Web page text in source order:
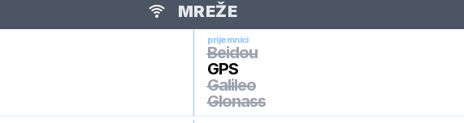
MREŽE
prijemnici
Beidou
GPS
Galileo
Glonass